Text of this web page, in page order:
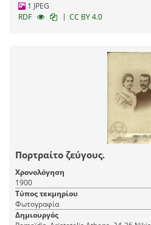
1 JPEG
RDF
| CC BY 4.0
Πορτραίτο ζεύγους.
Χρονολόγηση
1900
Τύπος τεκμηρίου
Φωτογραφία
Δημιουργός